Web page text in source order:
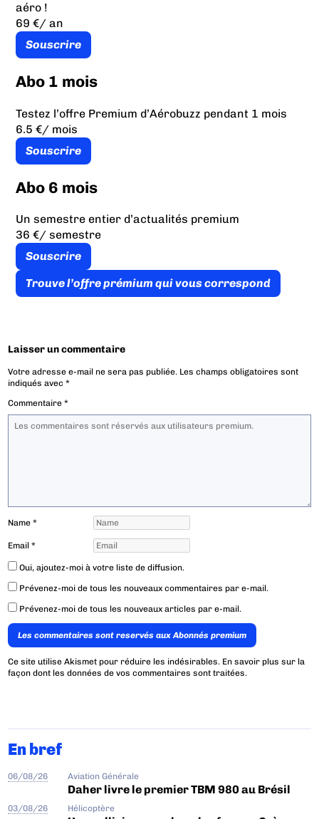
aéro !
69 €/ an
Souscrire
Abo 1 mois
Testez l’offre Premium d’Aérobuzz pendant 1 mois
6.5 €/ mois
Souscrire
Abo 6 mois
Un semestre entier d’actualités premium
36 €/ semestre
Souscrire
Trouve l’offre prémium qui vous correspond
Laisser un commentaire
Votre adresse e-mail ne sera pas publiée. Les champs obligatoires sont
indiqués avec*
Commentaire*
Name*
Email*
Oui, ajoutez-moi à votre liste de diffusion.
Prévenez-moi de tous les nouveaux commentaires par e-mail.
Prévenez-moi de tous les nouveaux articles par e-mail.
Les commentaires sont reservés aux Abonnés premium
Ce site utilise Akismet pour réduire les indésirables. En savoir plus sur la
façon dont les données de vos commentaires sont traitées.
En bref
06/08/26 Aviation Générale
Daher livre le premier TBM 980 au Brésil
03/08/26 Hélicoptère